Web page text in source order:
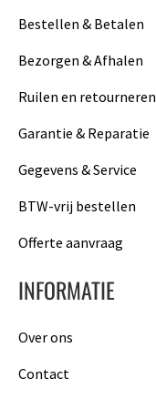
Bestellen & Betalen
Bezorgen & Afhalen
Ruilen en retourneren
Garantie & Reparatie
Gegevens & Service
BTW-vrij bestellen
Offerte aanvraag
INFORMATIE
Over ons
Contact